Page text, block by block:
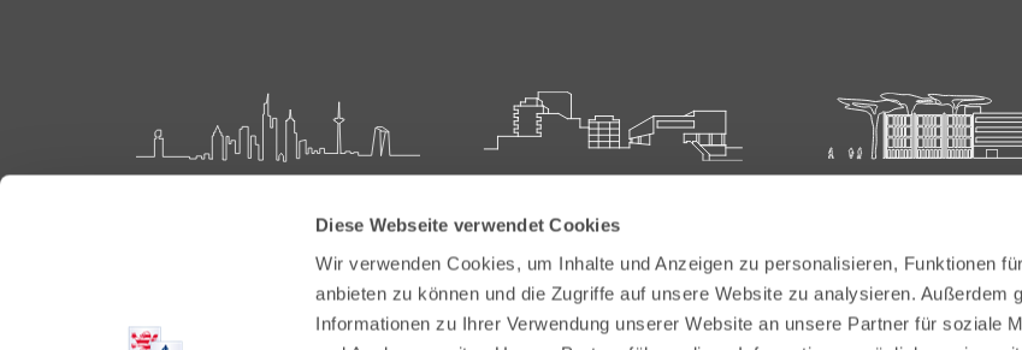
Diese Webseite verwendet Cookies
Wir verwenden Cookies, um Inhalte und Anzeigen zu personalisieren, Funktionen
anbieten zu können und die Zugriffe auf unsere Website zu analysieren. Außerdem
Informationen zu Ihrer Verwendung unserer Website an unsere Partner für soziale
Postfach 60 05 66
Carl-Oelemann-Weg 5
Carl-Oelemann-Weg 5